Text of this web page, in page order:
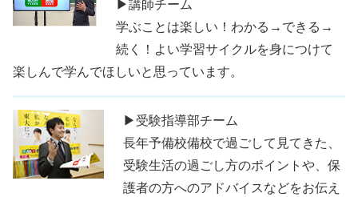
▶講師チーム
学ぶことは楽しい！わかる→できる→
続く！よい学習サイクルを身につけて
楽しんで学んでほしいと思っています。
▶受験指導部チーム
長年予備校備校で過ごして見てきた、
受験生活の過ごし方のポイントや、保
護者の方へのアドバイスなどをお伝え